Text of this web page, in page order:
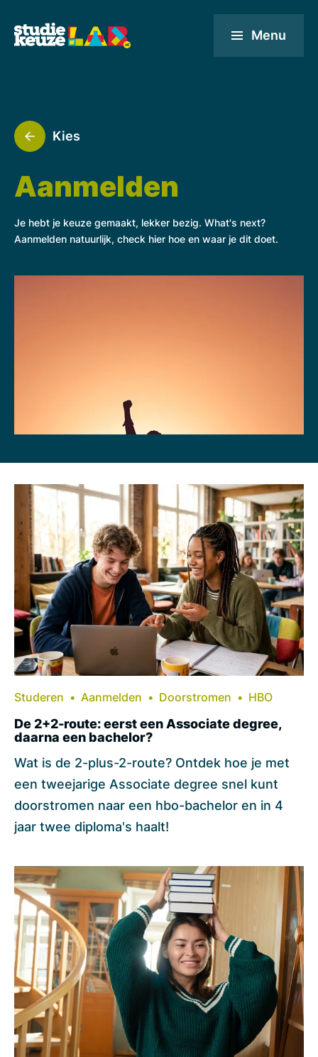
Menu
Kies
Aanmelden
Je hebt je keuze gemaakt, lekker bezig. What's next?
Aanmelden natuurlijk, check hier hoe en waar je dit doet.
Studeren Aanmelden Doorstromen HBO
De 2+2-route: eerst een Associate degree,
daarna een bachelor?
Wat is de 2-plus-2-route? Ontdek hoe je met
een tweejarige Associate degree snel kunt
doorstromen naar een hbo-bachelor en in 4
jaar twee diploma's haalt!